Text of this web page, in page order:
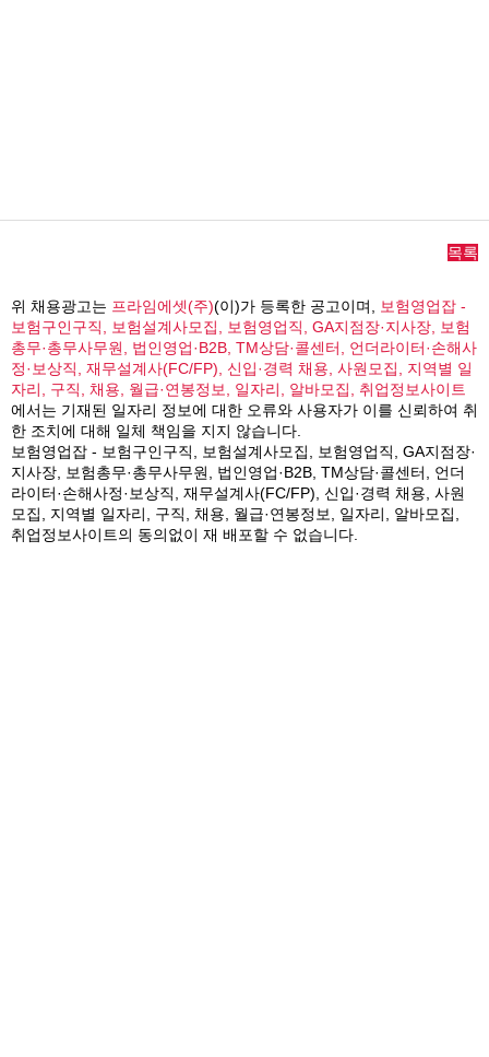
목록
위 채용광고는 프라임에셋(주)(이)가 등록한 공고이며,
보험영업잡 -
보험구인구직, 보험설계사모집, 보험영업직, GA지점장·지사장, 보험
총무·총무사무원, 법인영업·B2B, TM상담·콜센터, 언더라이터·손해사
정·보상직, 재무설계사(FC/FP), 신입·경력 채용, 사원모집, 지역별 일
자리, 구직, 채용, 월급·연봉정보, 일자리, 알바모집, 취업정보사이트
에서는 기재된 일자리 정보에 대한 오류와 사용자가 이를 신뢰하여 취
한 조치에 대해 일체 책임을 지지 않습니다.
보험영업잡 - 보험구인구직, 보험설계사모집, 보험영업직, GA지점장·
지사장, 보험총무·총무사무원, 법인영업·B2B, TM상담·콜센터, 언더
라이터·손해사정·보상직, 재무설계사(FC/FP), 신입·경력 채용, 사원
모집, 지역별 일자리, 구직, 채용, 월급·연봉정보, 일자리, 알바모집,
취업정보사이트의 동의없이 재 배포할 수 없습니다.